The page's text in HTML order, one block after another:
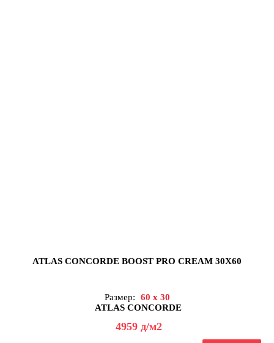
ATLAS CONCORDE BOOST PRO CREAM 30X60
Размер:
60 x 30
ATLAS CONCORDE
4959 д/м2